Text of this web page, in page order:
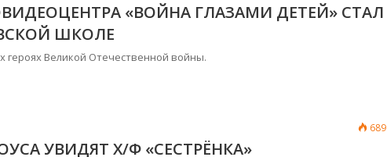
«ВОЙНА ГЛАЗАМИ ДЕТЕЙ» СТАЛ
ШКОЛЕ
Великой Отечественной войны.
689
УВИДЯТ Х/Ф «СЕСТРЁНКА»